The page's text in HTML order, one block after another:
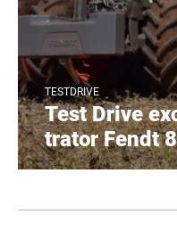
TESTDRIVE
Test Drive
trator Fendt